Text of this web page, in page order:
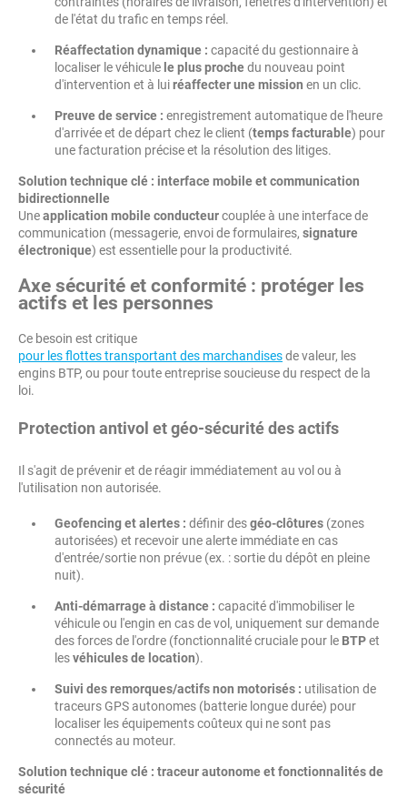
de l'état du trafic en temps réel.
Réaffectation dynamique : capacité du gestionnaire à
localiser le véhicule le plus prochedu nouveau point
d'intervention et à luiréaffecter une mission en un clic.
Preuve de service : enregistrement automatique de l'heure
d'arrivée et de départ chez le client (temps facturable) pour
une facturation précise et la résolution des litiges.
Solution technique clé : interface mobile et communication
bidirectionnelle
Uneapplication mobile conducteurcouplée à une interface de
communication (messagerie, envoi de formulaires, signature
électronique) est essentielle pour la productivité.
Axe sécurité et conformité : protéger les
actifs et les personnes
Ce besoin est critique
pour les flottes transportant des marchandisesde valeur, les
engins BTP, ou pour toute entreprise soucieuse du respect de la
loi.
Protection antivol et géo-sécurité des actifs
Il s'agit de prévenir et de réagir immédiatement au vol ou à
l'utilisation non autorisée.
Geofencing et alertes : définir desgéo-clôtures (zones
autorisées) et recevoir une alerte immédiate en cas
d'entrée/sortie non prévue (ex. : sortie du dépôt en pleine
nuit).
Anti-démarrage à distance : capacité d'immobiliser le
véhicule ou l'engin en cas de vol, uniquement sur demande
des forces de l'ordre (fonctionnalité cruciale pour le BTPet
lesvéhicules de location).
Suivi des remorques/actifs non motorisés : utilisation de
traceurs GPS autonomes (batterie longue durée) pour
localiser les équipements coûteux qui ne sont pas
connectés au moteur.
Solution technique clé : traceur autonome et fonctionnalités de
sécurité